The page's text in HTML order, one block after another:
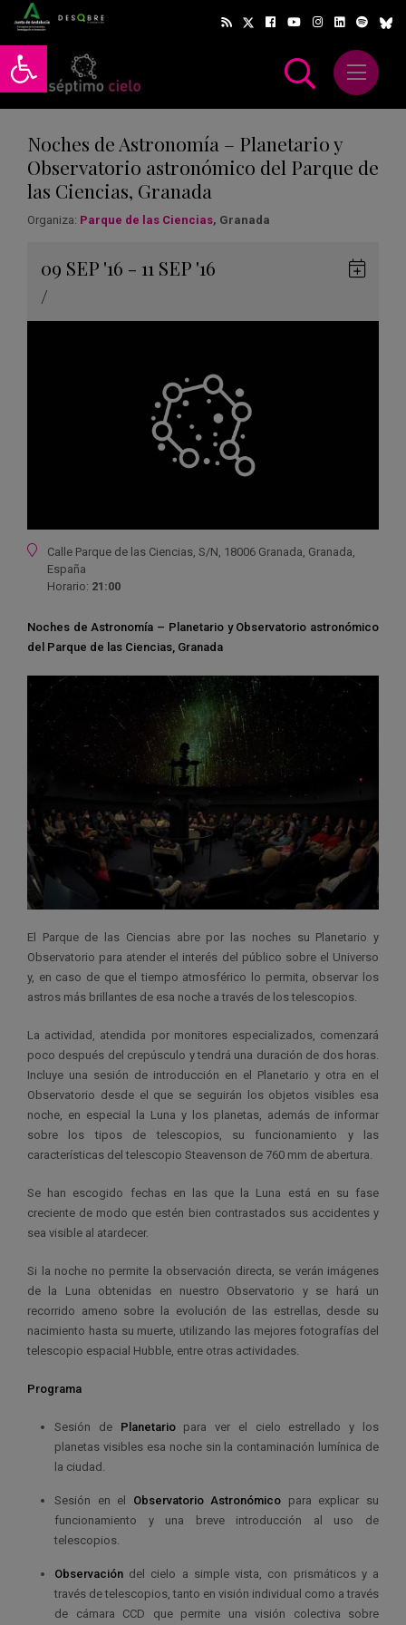
Abrir barra de herramientas
Abrir
Noches de Astronomía – Planetario y
Observatorio astronómico del Parque de
las Ciencias, Granada
Organiza: Parque de las Ciencias, Granada
09 SEP '16 - 11 SEP '16
/
Ubicación
Calle Parque de las Ciencias, S/N, 18006 Granada, Granada,
España
Horario: 21:00
Noches de Astronomía – Planetario y Observatorio astronómico
del Parque de las Ciencias, Granada
El Parque de las Ciencias abre por las noches su Planetario y
Observatorio para atender el interés del público sobre el Universo
y, en caso de que el tiempo atmosférico lo permita, observar los
astros más brillantes de esa noche a través de los telescopios.
La actividad, atendida por monitores especializados, comenzará
poco después del crepúsculo y tendrá una duración de dos horas.
Incluye una sesión de introducción en el Planetario y otra en el
Observatorio desde el que se seguirán los objetos visibles esa
noche, en especial la Luna y los planetas, además de informar
sobre los tipos de telescopios, su funcionamiento y las
características del telescopio Steavenson de 760 mm de abertura.
Se han escogido fechas en las que la Luna está en su fase
creciente de modo que estén bien contrastados sus accidentes y
sea visible al atardecer.
Si la noche no permite la observación directa, se verán imágenes
de la Luna obtenidas en nuestro Observatorio y se hará un
recorrido ameno sobre la evolución de las estrellas, desde su
nacimiento hasta su muerte, utilizando las mejores fotografías del
telescopio espacial Hubble, entre otras actividades.
Programa
Sesión de Planetariopara ver el cielo estrellado y los
planetas visibles esa noche sin la contaminación lumínica de
la ciudad.
Sesión en el Observatorio Astronómico para explicar su
funcionamiento y una breve introducción al uso de
telescopios.
Observación del cielo a simple vista, con prismáticos y a
través de telescopios, tanto en visión individual como a través
de cámara CCD que permite una visión colectiva sobre